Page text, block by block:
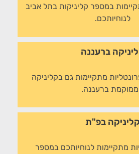
במספר קליניקות בתל אביב
לנוחיותכם.
ברעננה
מתקיימות גם בקליניקה
ברעננה.
קליניקה בפ"ת
מתקיימות לנוחיותכם במספר